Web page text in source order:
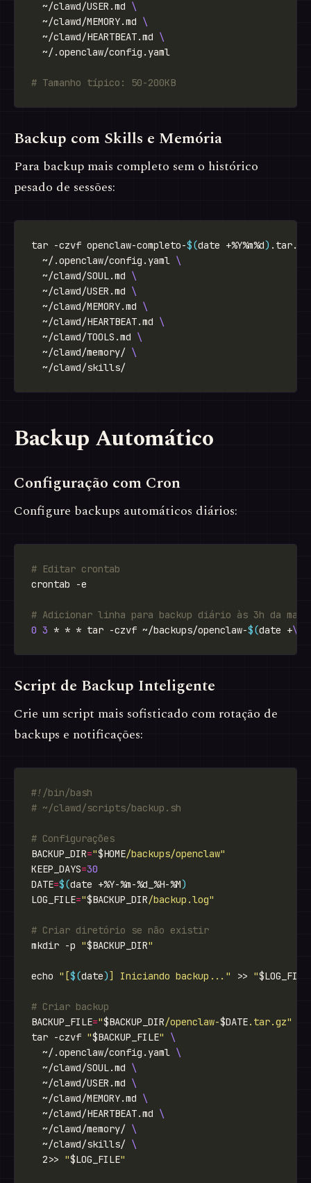
  ~/clawd/USER.md
  ~/clawd/MEMORY.md
  ~/clawd/HEARTBEAT.md
# Tamanho típico: 50-200KB
Backup com Skills e Memória
Para backup mais completo sem o histórico
pesado de sessões:
tar -czvf openclaw-completo-$(date +%Y%m%d)
  ~/.openclaw/config.yaml
  ~/clawd/SOUL.md
  ~/clawd/USER.md
  ~/clawd/MEMORY.md
  ~/clawd/HEARTBEAT.md
  ~/clawd/TOOLS.md
  ~/clawd/memory/
Backup Automático
Configuração com Cron
Configure backups automáticos diários:
# Editar crontab
# Adicionar linha para backup diário às 3h da
0 3 * * * tar -czvf ~/backups/openclaw-$(date +\%
Script de Backup Inteligente
Crie um script mais sofisticado com rotação de
backups e notificações:
# ~/clawd/scripts/backup.sh
# Configurações
BACKUP_DIR="$HOME/backups/openclaw"
KEEP_DAYS=30
DATE=$(date +%Y-%m-%d_%H-%M)
LOG_FILE="$BACKUP_DIR/backup.log"
# Criar diretório se não existir
mkdir -p "$BACKUP_DIR"
echo "[$(date)] Iniciando backup..." >> "$LOG_FILE
# Criar backup
BACKUP_FILE="$BACKUP_DIR/openclaw-$DATE.tar.gz"
tar -czvf "$BACKUP_FILE"
  ~/.openclaw/config.yaml
  ~/clawd/SOUL.md
  ~/clawd/USER.md
  ~/clawd/MEMORY.md
  ~/clawd/HEARTBEAT.md
  ~/clawd/memory/
  ~/clawd/skills/
  2>>
"$LOG_FILE"